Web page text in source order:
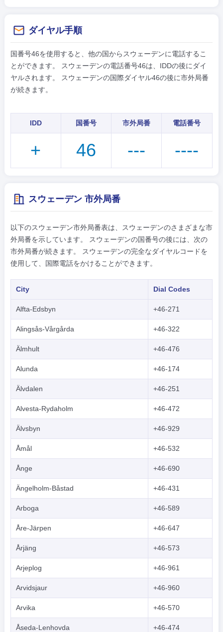
ダイヤル手順
国番号46を使用すると、他の国からスウェーデンに電話するこ
とができます。 スウェーデンの電話番号46は、IDDの後にダイ
ヤルされます。 スウェーデンの国際ダイヤル46の後に市外局番
が続きます。
IDD 国番号 市外局番 電話番号
+ 46 --- ----
スウェーデン 市外局番
以下のスウェーデン市外局番表は、スウェーデンのさまざまな市
外局番を示しています。 スウェーデンの国番号の後には、次の
市外局番が続きます。 スウェーデンの完全なダイヤルコードを
使用して、国際電話をかけることができます。
City Dial Codes
Alfta-Edsbyn +46-271
Alingsås-Vårgårda +46-322
Älmhult +46-476
Alunda +46-174
Älvdalen +46-251
Alvesta-Rydaholm +46-472
Älvsbyn +46-929
Åmål +46-532
Ånge +46-690
Ängelholm-Båstad +46-431
Arboga +46-589
Åre-Järpen +46-647
Årjäng +46-573
Arjeplog +46-961
Arvidsjaur +46-960
Arvika +46-570
Åseda-Lenhovda +46-474